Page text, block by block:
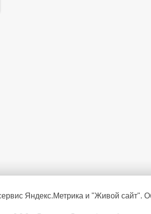
Яндекс.Метрика и "Живой сайт".